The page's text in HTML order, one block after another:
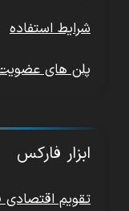
شرایط استفاده
پلن های
ابزار فارکس
تقویم